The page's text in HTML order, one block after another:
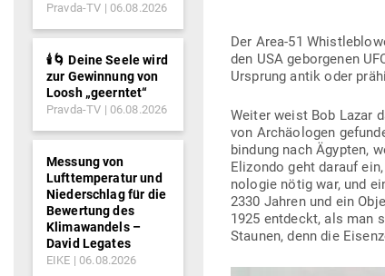
Der Area-51
den USA gebor­genen
Ursprung antik oder
Weiter weist Bob Lazar
von Archäo­logen
bindung nach Ägypten,
Eli­zondo geht darauf
no­logie nötig war, und
2330 Jahren und ein
1925 ent­deckt, als man
Staunen, denn die
Pravda-TV 06.08.2026
🕯️🌀 Deine Seele wird
zur Gewinnung von
Loosh „geerntet“
Pravda-TV 06.08.2026
Messung von
Lufttemperatur und
Niederschlag für die
Bewertung des
Klimawandels –
David Legates
EIKE 06.08.2026